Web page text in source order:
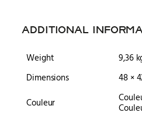
ADDITIONAL
Weight
9,36
Dimensions
48 ×
Couleur